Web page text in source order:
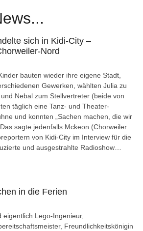
sich in Kidi-City –
Nord
bauten wieder ihre eigene Stadt,
Gewerken, wählten Julia zu
Nebal zum Stellvertreter (beide von
täglich eine Tanz- und Theater-
und konnten „Sachen machen, die wir
sagte jedenfalls Mckeon (Chorweiler
von Kidi-City im Interview für die
und ausgestrahlte Radioshow…
in die Ferien
eigentlich Lego-Ingenieur,
Freundlichkeitskönigin